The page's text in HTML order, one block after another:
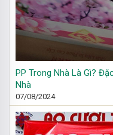
PP Trong Nhà Là Gì?
Nhà
07/08/2024